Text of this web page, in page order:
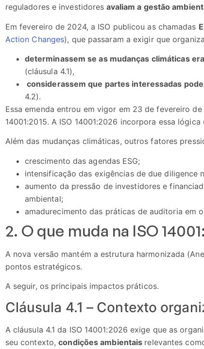
reguladores e investidores avaliam a gestão
Em fevereiro de 2024, a ISO publicou as chamadas
Action Changes), que passaram a exigir que
determinassem se as mudanças climáticas
(cláusula 4.1),
considerassem que partes interessadas
4.2).
Essa emenda entrou em vigor em 23 de fevereiro
14001:2015. A ISO 14001:2026 incorpora essa
Além das mudanças climáticas, outros fatores
crescimento das agendas ESG;
intensificação das exigências de due diligence
aumento da pressão de investidores e
ambiental;
amadurecimento das práticas de auditoria em
2. O que muda na ISO
A nova versão mantém a estrutura harmonizada
pontos estratégicos.
A seguir, os principais impactos práticos.
Cláusula 4.1 – Contexto
A cláusula 4.1 da ISO 14001:2026 exige que as
seu contexto,condições ambientais relevantes